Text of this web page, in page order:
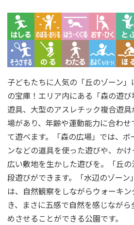
子どもたちに人気の「丘のゾーン
の宝庫！エリア内にある「森の遊
遊具、大型のアスレチック複合遊
場があり、年齢や運動能力に合わ
て遊べます。「森の広場」では、
ンなどの道具を使った遊びや、かけ
広い敷地を生かした遊びを。「丘
段遊びができます。「水辺のゾーン
は、自然観察をしながらウォーキ
き、まさに五感で自然を感じなが
めさせることができる公園です。